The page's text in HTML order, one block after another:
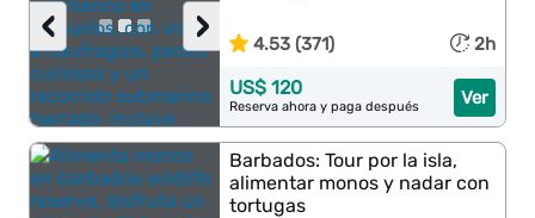
›
‹ 4.53 (371) 2h
Ver
US$ 120
Reserva ahora y paga después
Barbados: Tour por la isla,
alimentar monos y nadar con
tortugas